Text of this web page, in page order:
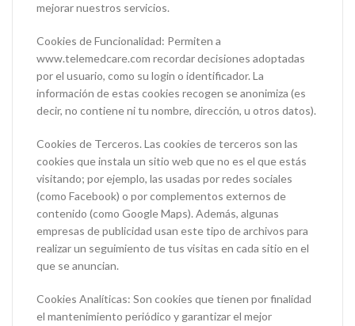
mejorar nuestros servicios.
Cookies de Funcionalidad: Permiten a
www.telemedcare.com recordar decisiones adoptadas
por el usuario, como su login o identificador. La
información de estas cookies recogen se anonimiza (es
decir, no contiene ni tu nombre, dirección, u otros datos).
Cookies de Terceros. Las cookies de terceros son las
cookies que instala un sitio web que no es el que estás
visitando; por ejemplo, las usadas por redes sociales
(como Facebook) o por complementos externos de
contenido (como Google Maps). Además, algunas
empresas de publicidad usan este tipo de archivos para
realizar un seguimiento de tus visitas en cada sitio en el
que se anuncian.
Cookies Analíticas: Son cookies que tienen por finalidad
el mantenimiento periódico y garantizar el mejor